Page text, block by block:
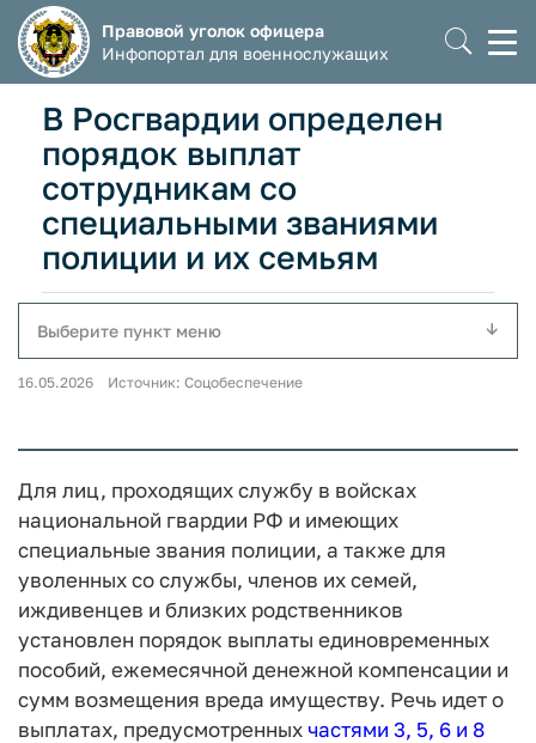
Правовой уголок офицера
Инфопортал для военнослужащих
В Росгвардии определен
порядок выплат
сотрудникам со
специальными званиями
полиции и их семьям
Выберите пункт меню
16.05.2026 Источник: Соцобеспечение
Для лиц, проходящих службу в войсках
национальной гвардии РФ и имеющих
специальные звания полиции, а также для
уволенных со службы, членов их семей,
иждивенцев и близких родственников
установлен порядок выплаты единовременных
пособий, ежемесячной денежной компенсации и
сумм возмещения вреда имуществу. Речь идет о
выплатах, предусмотренных частями 3, 5, 6 и 8